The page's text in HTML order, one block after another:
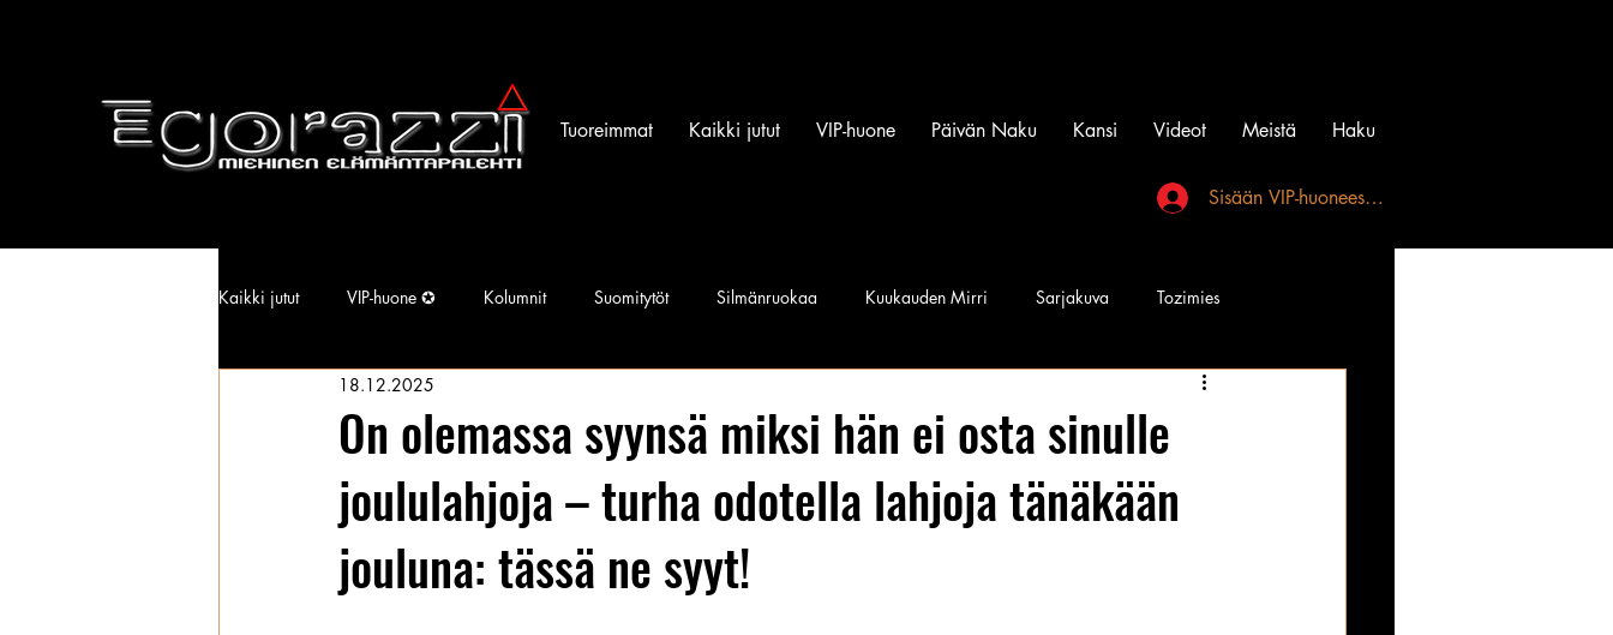
Tuoreimmat Kaikki jutut VIP-huone Päivän Naku Kansi Videot Meistä Haku
Sisään VIP-huoneeseen
Kaikki jutut VIP-huone ✪ Kolumnit Suomitytöt Silmänruokaa Kuukauden Mirri Sarjakuva Tozimies
Supermallimainen pimu Instagramin Beibit
Kansallisarkisto Aina Simonen Jan I. Somela e-Babe Mallit Penkkiurheilu Annie Mål Tatuointi
On olemassa syynsä miksi hän ei osta sinulle
joululahjoja – turha odotella lahjoja tänäkään
jouluna: tässä ne syyt!
18.12.2025